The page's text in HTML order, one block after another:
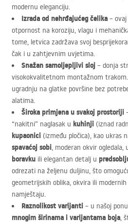
modernu eleganciju.
Izrada od nehrđajućeg čelika –
otpornost na koroziju, vlagu i
tome, letvica zadržava svoj
čak i u zahtjevnim uvjetima.
Snažan samoljepljivi sloj – donja
visokokvalitetnom montažnom
ugradnju na glatke površine bez
alatima.
Široka primjena u svakoj prostoriji
“nakitni” naglasak u kuhinji (iznad
kupaonici (između pločica), kao ukras
spavaćoj sobi, moderan okvir ogledala,
boravku ili elegantan detalj u
odrezati na željenu duljinu, što
geometrijskih oblika, okvira ili
namještaju.
Raznolikost varijanti – u našoj
mnogim širinama i varijantama boja,